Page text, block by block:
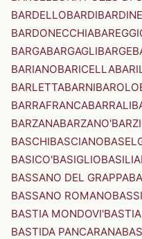
BARDELLOBARDI
BARDONECCHIA
BARGABARGAGLIBARGE
BARIANOBARICELLA
BARLETTABARNIBAROLO
BARRAFRANCABARRALI
BARZANABARZANO'
BASCHIBASCIANO
BASICO'BASIGLIO
BASSANO DEL GRAPPA
BASSANO ROMANO
BASTIA MONDOVI'
BASTIDA PANCARANA